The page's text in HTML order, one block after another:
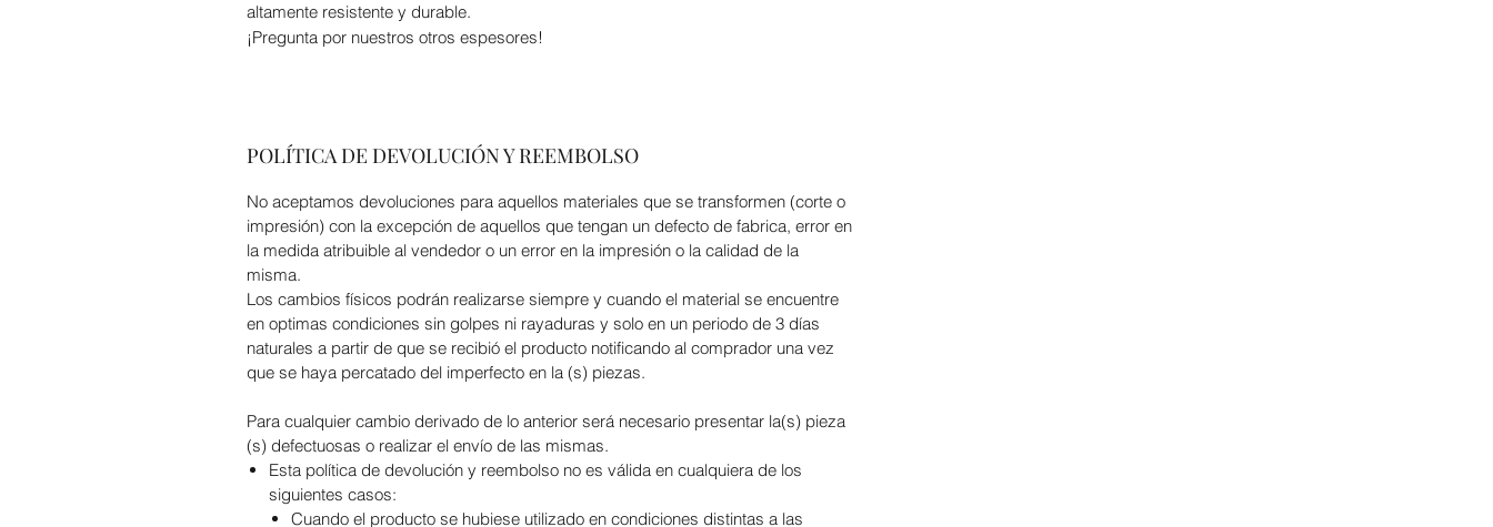
altamente resistente y durable.
¡Pregunta por nuestros otros espesores!
POLÍTICA DE DEVOLUCIÓN Y REEMBOLSO
No aceptamos devoluciones para aquellos materiales que se transformen (corte o
impresión) con la excepción de aquellos que tengan un defecto de fabrica, error en
la medida atribuible al vendedor o un error en la impresión o la calidad de la
misma.
Los cambios físicos podrán realizarse siempre y cuando el material se encuentre
en optimas condiciones sin golpes ni rayaduras y solo en un periodo de 3 días
naturales a partir de que se recibió el producto notificando al comprador una vez
que se haya percatado del imperfecto en la (s) piezas.
Para cualquier cambio derivado de lo anterior será necesario presentar la(s) pieza
(s) defectuosas o realizar el envío de las mismas.
Esta política de devolución y reembolso no es válida en cualquiera de los
siguientes casos:
Cuando el producto se hubiese utilizado en condiciones distintas a las